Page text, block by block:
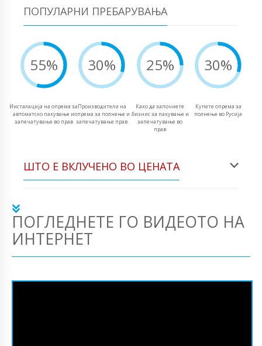
ПОПУЛАРНИ ПРЕБАРУВАЊА
55%
Инсталација на опрема за
автоматско пакување и
запечатување во прав
30%
Производители на
опрема за полнење и
запечатување прав
25%
Како да започнете
бизнис за пакување и
запечатување во
прав
30%
Купете опрема за
полнење во Русија
ШТО Е ВКЛУЧЕНО ВО ЦЕНАТА
ПОГЛЕДНЕТЕ ГО ВИДЕОТО НА
ИНТЕРНЕТ